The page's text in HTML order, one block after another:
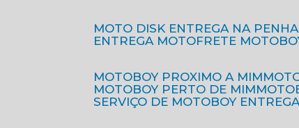
MOTO DISK ENTREGA NA PENHA
ENTREGA MOTO
FRETE
MOTOBOY PROXIMO A MIM
MOTOBOY PERTO DE MIM
SERVIÇO DE MOTOBOY